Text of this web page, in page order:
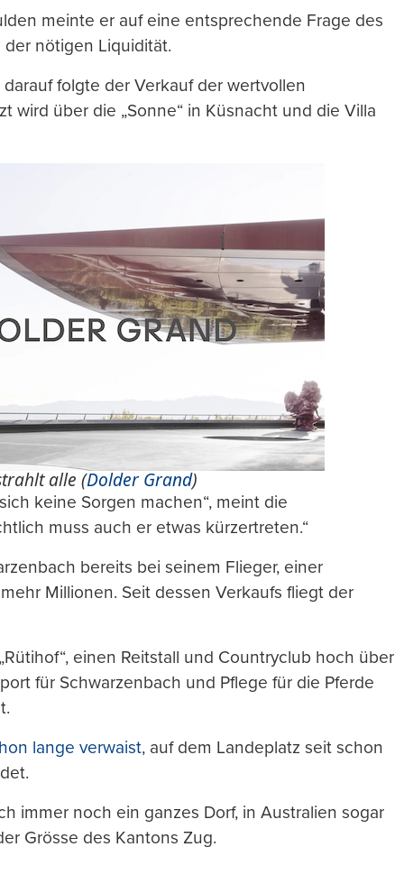
meinte er auf eine entsprechende Frage des
nötigen Liquidität.
folgte der Verkauf der wertvollen
wird über die „Sonne“ in Küsnacht und die Villa
alle (Dolder Grand)
keine Sorgen machen“, meint die
muss auch er etwas kürzertreten.“
bereits bei seinem Flieger, einer
Millionen. Seit dessen Verkaufs fliegt der
einen Reitstall und Countryclub hoch über
für Schwarzenbach und Pflege für die Pferde
lange verwaist, auf dem Landeplatz seit schon
immer noch ein ganzes Dorf, in Australien sogar
Grösse des Kantons Zug.